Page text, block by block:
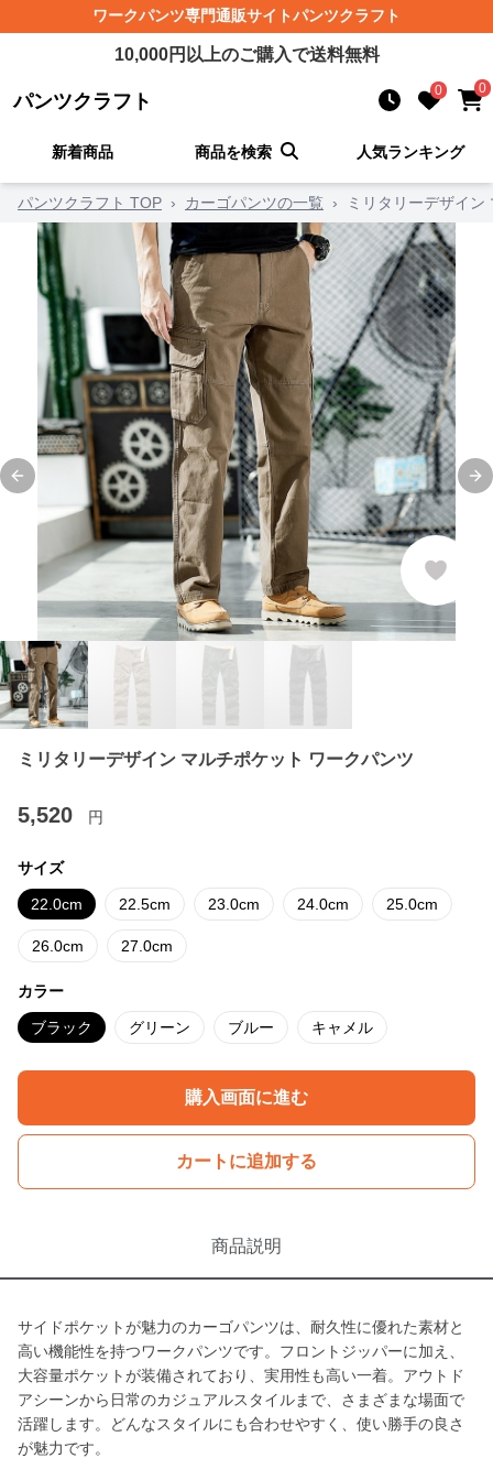
ワークパンツ専門通販サイトパンツクラフト
10,000円以上のご購入で送料無料
パンツクラフト 0 0
新着商品 商品を検索 人気ランキング
パンツクラフト TOP › カーゴパンツの一覧 › ミリタリーデザイ
Previous slide
ミリタリーデザイン マルチポケット ワークパンツ
5,520 円
サイズ
22.0cm 22.5cm 23.0cm 24.0cm 25.0cm
26.0cm 27.0cm
カラー
ブラック グリーン ブルー キャメル
購入画面に進む
カートに追加する
商品説明
サイドポケットが魅力のカーゴパンツは、耐久性に優れた素材と
高い機能性を持つワークパンツです。フロントジッパーに加え、
大容量ポケットが装備されており、実用性も高い一着。アウトド
アシーンから日常のカジュアルスタイルまで、さまざまな場面で
活躍します。どんなスタイルにも合わせやすく、使い勝手の良さ
が魅力です。